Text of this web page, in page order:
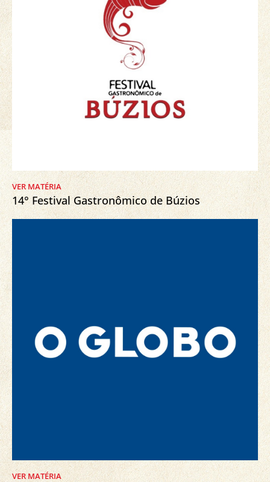
VER MATÉRIA
14° Festival Gastronômico de Búzios
VER MATÉRIA